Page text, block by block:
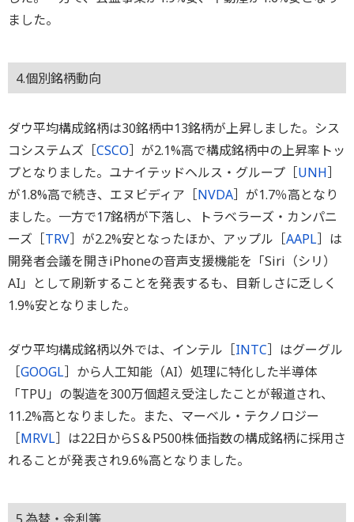
ました。
4.個別銘柄動向
ダウ平均構成銘柄は30銘柄中13銘柄が上昇しました。シス
コシステムズ［CSCO］が2.1%高で構成銘柄中の上昇率トッ
プとなりました。ユナイテッドヘルス・グループ［UNH］
が1.8%高で続き、エヌビディア［NVDA］が1.7％高となり
ました。一方で17銘柄が下落し、トラベラーズ・カンパニ
ーズ［TRV］が2.2%安となったほか、アップル［AAPL］は
開発者会議を開きiPhoneの音声支援機能を「Siri（シリ）
AI」として刷新することを発表するも、目新しさに乏しく
1.9%安となりました。
ダウ平均構成銘柄以外では、インテル［INTC］はグーグル
［GOOGL］から人工知能（AI）処理に特化した半導体
「TPU」の製造を300万個超え受注したことが報道され、
11.2%高となりました。また、マーベル・テクノロジー
［MRVL］は22日からS＆P500株価指数の構成銘柄に採用さ
れることが発表され9.6%高となりました。